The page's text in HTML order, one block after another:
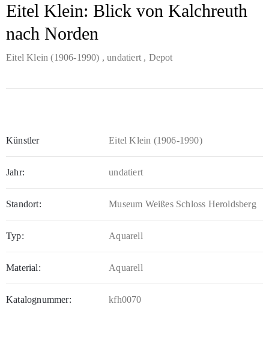
Eitel Klein: Blick von Kalchreuth
nach Norden
Eitel Klein (1906-1990) , undatiert , Depot
Künstler Eitel Klein (1906-1990)
Jahr: undatiert
Standort: Museum Weißes Schloss Heroldsberg
Typ: Aquarell
Material: Aquarell
Katalognummer: kfh0070